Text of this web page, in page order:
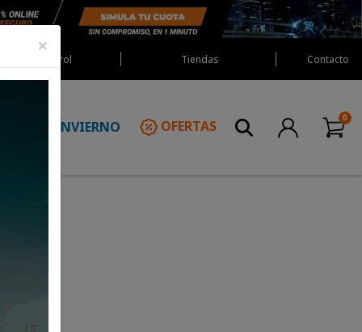
Red Castrol Tiendas Contacto
INVIERNO OFERTAS
×